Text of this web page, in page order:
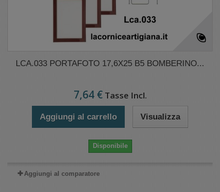
LCA.033 PORTAFOTO 17,6X25 B5 BOMBERINO...
7,64 € Tasse Incl.
Aggiungi al carrello Visualizza
Disponibile
Aggiungi al comparatore